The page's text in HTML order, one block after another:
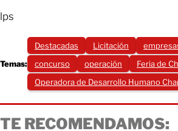
lps
Temas:
Destacadas Licitación
concurso
operación
Feria de
Operadora de Desarrollo Humano
TE RECOMENDAMOS: